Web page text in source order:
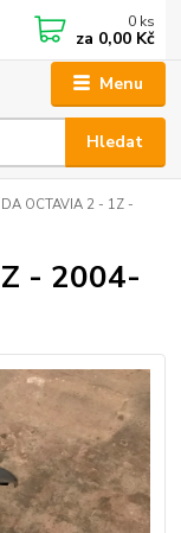
Menu
Hledat
0 ks
za 0,00 Kč
OCTAVIA 2 - 1Z -
- 2004-